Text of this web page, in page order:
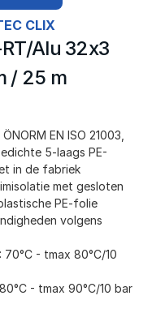
CLIX
Alu 32x3
/ 25 m
EN ISO 21003,
5-laags PE-
in de fabriek
met gesloten
PE-folie
volgens
- tmax 80°C/10
- tmax 90°C/10 bar